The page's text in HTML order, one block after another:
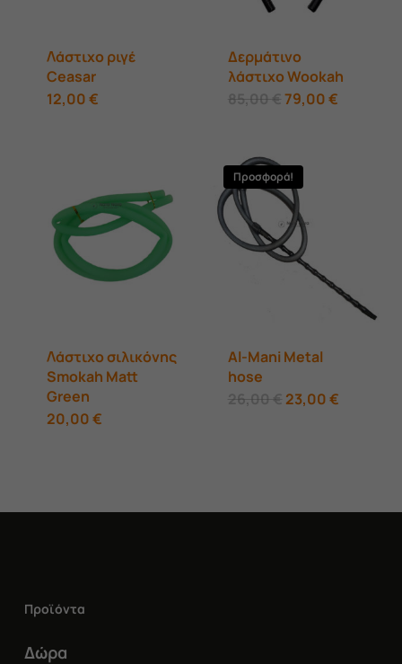
Λάστιχο ριγέ
Ceasar
12,00€
πολλαπλές
παραλλαγές.
Οι
να
επιλεγούν
Δερμάτινο
λάστιχο Wookah
85,00€ Original
price
79,00€Η
Λάστιχο σιλικόνης
Smokah Matt
Green
20,00€
Προσφορά!
Al-Mani Metal
hose
26,00€ Original
price
23,00€Η
Προϊόντα
Δώρα